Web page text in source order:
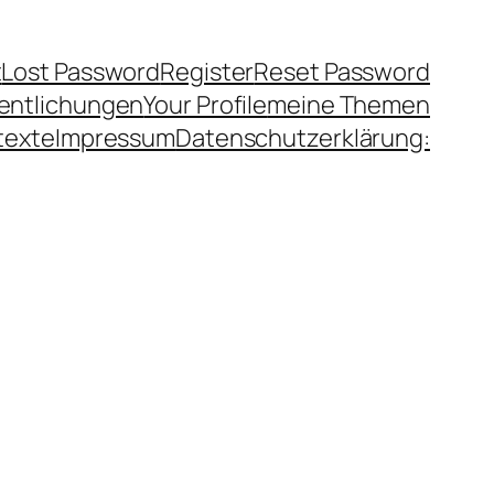
Lost PasswordRegisterReset Password
Your Profilemeine Themen
ImpressumDatenschutzerklärung: